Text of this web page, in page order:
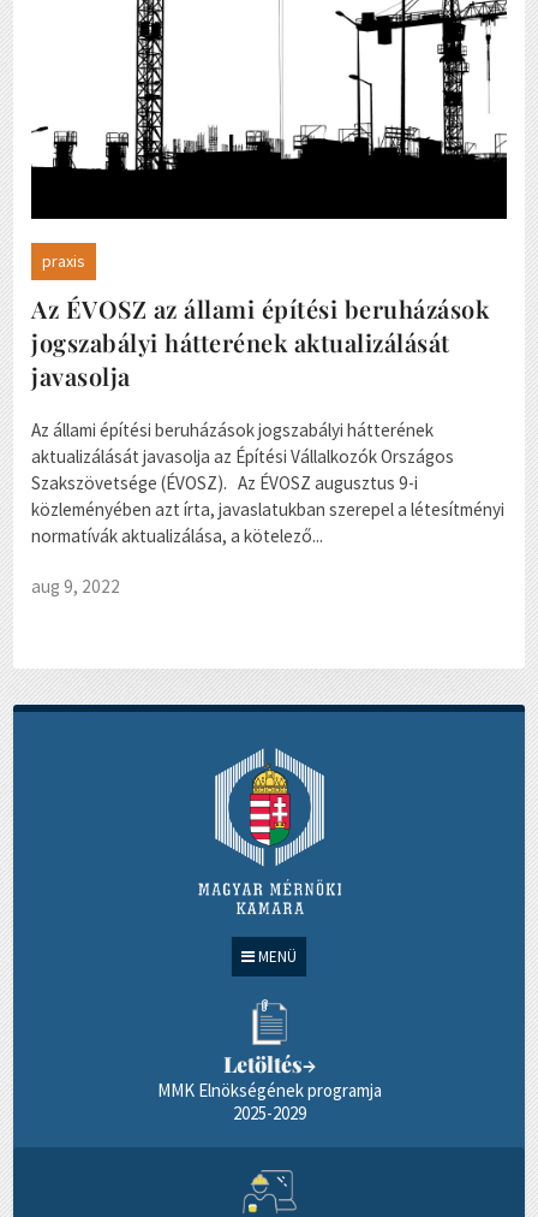
MENÜ
Letöltés→
MMK Elnökségének programja
2025-2029
praxis
Az ÉVOSZ az állami építési beruházások
jogszabályi hátterének aktualizálását
javasolja
Az állami építési beruházások jogszabályi hátterének
aktualizálását javasolja az Építési Vállalkozók Országos
Szakszövetsége (ÉVOSZ). Az ÉVOSZ augusztus 9-i
közleményében azt írta, javaslatukban szerepel a létesítményi
normatívák aktualizálása, a kötelező...
aug 9, 2022